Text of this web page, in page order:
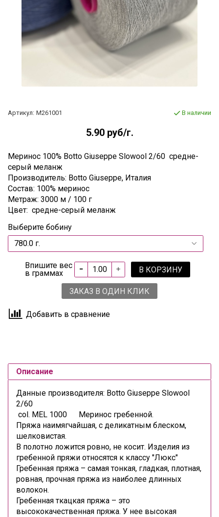
Артикул: М261001 В наличии
5.90 руб/г.
Меринос 100% Botto Giuseppe Slowool 2/60 cредне-
серый меланж
Производитель: Botto Giuseppe, Италия
Состав: 100% меринос
Метраж: 3000 м / 100 г
Цвет: cредне-серый меланж
Выберите бобину
Впишите вес
в граммах
В КОРЗИНУ
ЗАКАЗ В ОДИН КЛИК
Добавить в сравнение
Описание
Данные производителя: Botto Giuseppe Slowool
2/60
col. MEL 1000 Меринос гребенной.
Пряжа наимягчайшая, с деликатным блеском,
шелковистая.
В полотно ложится ровно, не косит. Изделия из
гребенной пряжи относятся к классу "Люкс"
Гребенная пряжа – самая тонкая, гладкая, плотная,
ровная, прочная пряжа из наиболее длинных
волокон.
Гребенная ткацкая пряжа – это
высококачественная пряжа. У нее высокая